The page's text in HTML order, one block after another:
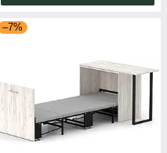
–7%